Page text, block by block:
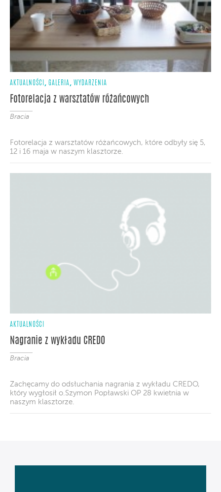
AKTUALNOŚCI , GALERIA, WYDARZENIA
Fotorelacja z warsztatów różańcowych
Bracia
Fotorelacja z warsztatów różańcowych, które odbyły się 5,
12 i 16 maja w naszym klasztorze.
AKTUALNOŚCI
Nagranie z wykładu CREDO
Bracia
Zachęcamy do odsłuchania nagrania z wykładu CREDO,
który wygłosił o.Szymon Popławski OP 28 kwietnia w
naszym klasztorze.